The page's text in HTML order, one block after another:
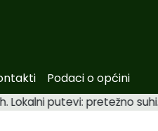
Podaci o općini
putevi: